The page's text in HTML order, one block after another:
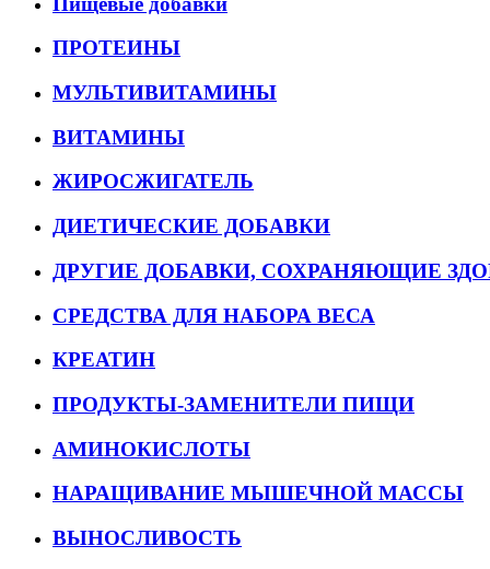
ПРОТЕИНЫ
МУЛЬТИВИТАМИНЫ
ВИТАМИНЫ
ЖИРОСЖИГАТЕЛЬ
ДИЕТИЧЕСКИЕ ДОБАВКИ
ДРУГИЕ ДОБАВКИ, СОХРАНЯЮЩИЕ
СРЕДСТВА ДЛЯ НАБОРА ВЕСА
КРЕАТИН
ПРОДУКТЫ-ЗАМЕНИТЕЛИ ПИЩИ
АМИНОКИСЛОТЫ
НАРАЩИВАНИЕ МЫШЕЧНОЙ МАССЫ
ВЫНОСЛИВОСТЬ